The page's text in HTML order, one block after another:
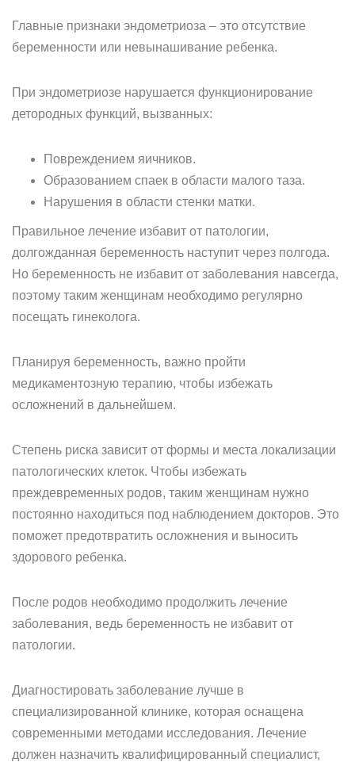
Главные признаки эндометриоза – это отсутствие
беременности или невынашивание ребенка.
При эндометриозе нарушается функционирование
детородных функций, вызванных:
Повреждением яичников.
Образованием спаек в области малого таза.
Нарушения в области стенки матки.
Правильное лечение избавит от патологии,
долгожданная беременность наступит через полгода.
Но беременность не избавит от заболевания навсегда,
поэтому таким женщинам необходимо регулярно
посещать гинеколога.
Планируя беременность, важно пройти
медикаментозную терапию, чтобы избежать
осложнений в дальнейшем.
Степень риска зависит от формы и места локализации
патологических клеток. Чтобы избежать
преждевременных родов, таким женщинам нужно
постоянно находиться под наблюдением докторов. Это
поможет предотвратить осложнения и выносить
здорового ребенка.
После родов необходимо продолжить лечение
заболевания, ведь беременность не избавит от
патологии.
Диагностировать заболевание лучше в
специализированной клинике, которая оснащена
современными методами исследования. Лечение
должен назначить квалифицированный специалист,